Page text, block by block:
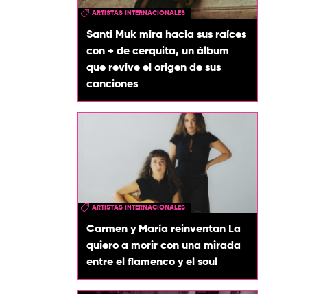
ARTISTAS INTERNACIONALES
Santi Muk mira hacia sus raíces
con + de cerquita, un álbum
que revive el origen de sus
canciones
ARTISTAS INTERNACIONALES
Carmen y María reinventan La
quiero a morir con una mirada
entre el flamenco y el soul